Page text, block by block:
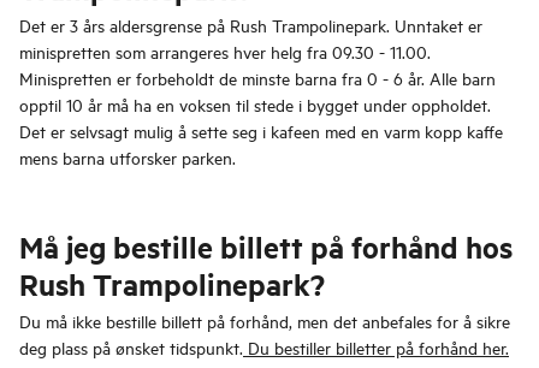
Det er 3 års aldersgrense på Rush Trampolinepark. Unntaket er
minispretten som arrangeres hver helg fra 09.30 - 11.00.
Minispretten er forbeholdt de minste barna fra 0 - 6 år. Alle barn
opptil 10 år må ha en voksen til stede i bygget under oppholdet.
Det er selvsagt mulig å sette seg i kafeen med en varm kopp kaffe
mens barna utforsker parken.
Må jeg bestille billett på forhånd hos
Rush Trampolinepark?
Du må ikke bestille billett på forhånd, men det anbefales for å sikre
deg plass på ønsket tidspunkt. Du bestiller billetter på forhånd her.